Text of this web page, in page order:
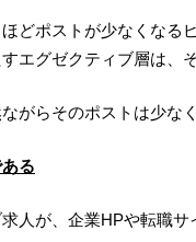
どポストが少なくなる
エグゼクティブ層は、
がらそのポストは少なく
る
人が、企業HPや転職サ